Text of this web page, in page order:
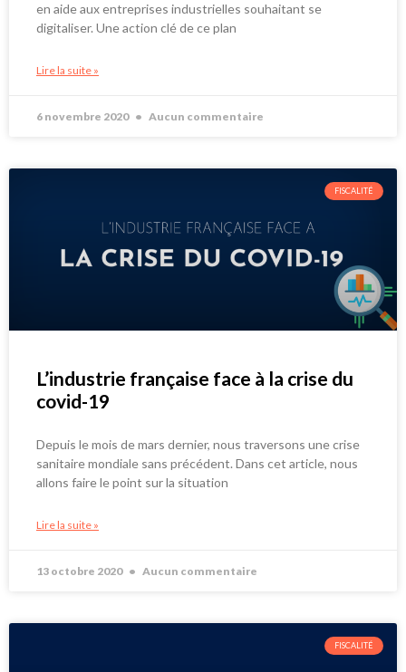
en aide aux entreprises industrielles souhaitant se
digitaliser. Une action clé de ce plan
Lire la suite »
6 novembre 2020 Aucun commentaire
FISCALITÉ
L’industrie française face à la crise du
covid-19
Depuis le mois de mars dernier, nous traversons une crise
sanitaire mondiale sans précédent. Dans cet article, nous
allons faire le point sur la situation
Lire la suite »
13 octobre 2020 Aucun commentaire
FISCALITÉ